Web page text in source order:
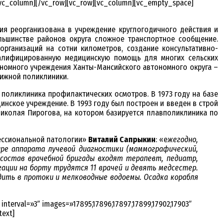
vc_row][vc_row][vc_column][vc_empty_space]
реорганизована в учреждение круглогодичного действия и
районов округа сложное транспортное сообщение.
на сотни километров, создание консультативно-
медицинскую помощь для многих сельских
учреждения Ханты-Мансийского автономного округа –
поликлиники.
профилактических осмотров. В 1973 году на базе
учреждение. В 1993 году был построен и введен в строй
Пирогова, на котором базируется плавполиклиника по
патологии» Виталий Сапрыкин: «ежегодно,
аппарата лучевой диагностики (маммографический,
врачебной бригады входят терапевт, педиатр,
на борту трудятся 11 врачей и девять медсестер.
в протоки и мелководные водоемы. Осадка корабля
images=»17895,17896,17897,17899,17902,17903″